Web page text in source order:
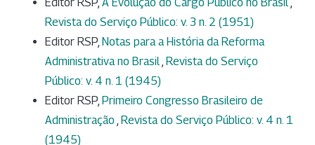
Revista do Serviço Público: v. 3 n. 2 (1951)
Editor RSP, Notas para a História da Reforma
Administrativa no Brasil, Revista do Serviço
Público: v. 4 n. 1 (1945)
Editor RSP, Primeiro Congresso Brasileiro de
Administração , Revista do Serviço Público: v. 4 n. 1
(1945)